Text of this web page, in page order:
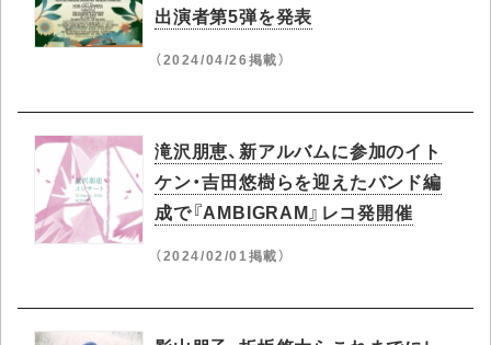
出演者第5弾を発表
（2024/04/26掲載）
滝沢朋恵、新アルバムに参加のイト
ケン・吉田悠樹らを迎えたバンド編
成で『AMBIGRAM』レコ発開催
（2024/02/01掲載）